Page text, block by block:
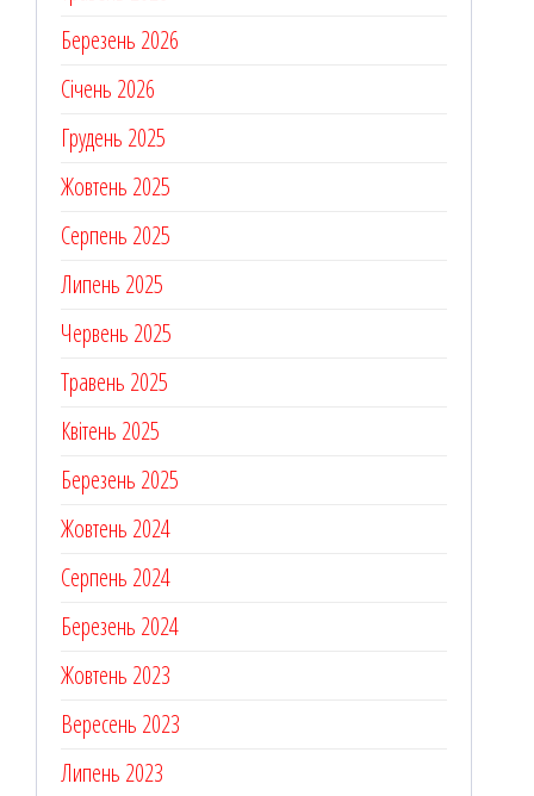
Березень 2026
Січень 2026
Грудень 2025
Жовтень 2025
Серпень 2025
Липень 2025
Червень 2025
Травень 2025
Квітень 2025
Березень 2025
Жовтень 2024
Серпень 2024
Березень 2024
Жовтень 2023
Вересень 2023
Липень 2023